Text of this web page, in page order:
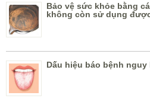
Bảo vệ sức khỏe bằng
không còn sử dụng
Dấu hiệu báo bệnh